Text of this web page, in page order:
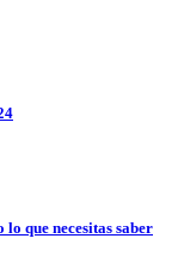
que necesitas saber